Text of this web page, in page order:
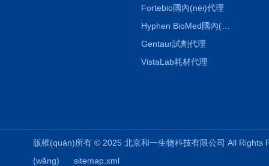
Fortebio國內(nèi)代理
Hyphen BioMed國內(nèi)代理
Gentaur試劑代理
VistaLab耗材代理
版權(quán)所有 © 2025 北京和一生物科技有限公司 All
(wǎng)
sitemap.xml